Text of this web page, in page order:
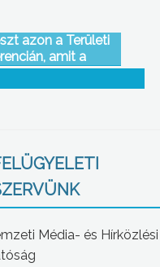
azon a Területi
amit a
Pedagógiai
Média- és Hírközlési